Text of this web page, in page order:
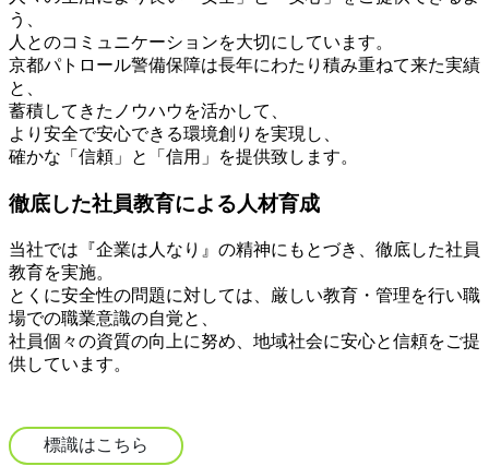
う、
人とのコミュニケーションを大切にしています。
京都パトロール警備保障は長年にわたり積み重ねて来た実績
と、
蓄積してきたノウハウを活かして、
より安全で安心できる環境創りを実現し、
確かな「信頼」と「信用」を提供致します。
徹底した社員教育による人材育成
当社では『企業は人なり』の精神にもとづき、徹底した社員
教育を実施。
とくに安全性の問題に対しては、厳しい教育・管理を行い職
場での職業意識の自覚と、
社員個々の資質の向上に努め、地域社会に安心と信頼をご提
供しています。
標識はこちら